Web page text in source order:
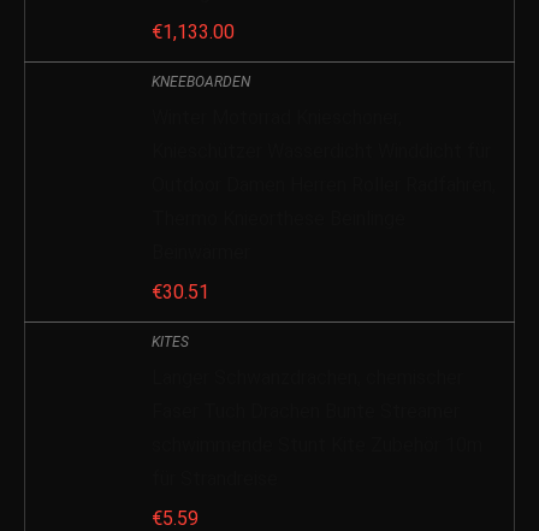
€1,133.00
KNEEBOARDEN
€30.51
KITES
€5.59